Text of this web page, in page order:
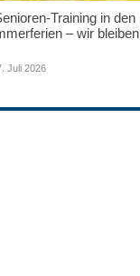
Training in den
– wir bleiben
Juli 2026